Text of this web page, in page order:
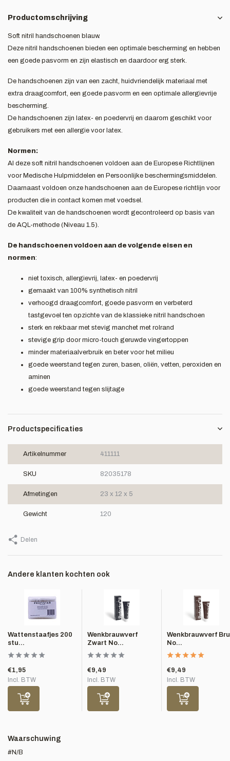
Productomschrijving
Soft nitril handschoenen blauw.
Deze nitril handschoenen bieden een optimale bescherming en hebben
een goede pasvorm en zijn elastisch en daardoor erg sterk.
De handschoenen zijn van een zacht, huidvriendelijk materiaal met
extra draagcomfort, een goede pasvorm en een optimale allergievrije
bescherming.
De handschoenen zijn latex- en poedervrij en daarom geschikt voor
gebruikers met een allergie voor latex.
Normen:
Al deze soft nitril handschoenen voldoen aan de Europese Richtlijnen
voor Medische Hulpmiddelen en Persoonlijke beschermingsmiddelen.
Daarnaast voldoen onze handschoenen aan de Europese richtlijn voor
producten die in contact komen met voedsel.
De kwaliteit van de handschoenen wordt gecontroleerd op basis van
de AQL-methode (Niveau 1.5).
De handschoenen voldoen aan de volgende eisen en
normen:
niet toxisch, allergievrij, latex- en poedervrij
gemaakt van 100% synthetisch nitril
verhoogd draagcomfort, goede pasvorm en verbeterd
tastgevoel ten opzichte van de klassieke nitril handschoen
sterk en rekbaar met stevig manchet met rolrand
stevige grip door micro-touch geruwde vingertoppen
minder materiaalverbruik en beter voor het milieu
goede weerstand tegen zuren, basen, oliën, vetten, peroxiden en
aminen
goede weerstand tegen slijtage
Productspecificaties
Artikelnummer 411111
SKU 82035178
Afmetingen 23 x 12 x 5
Gewicht 120
Delen
Andere klanten kochten ook
Wattenstaafjes 200
stu...
€1,95
Incl. BTW
Wenkbrauwverf
Zwart No...
€9,49
Incl. BTW
Wenkbrauwverf
No...
€9,49
Incl. BTW
Waarschuwing
#N/B